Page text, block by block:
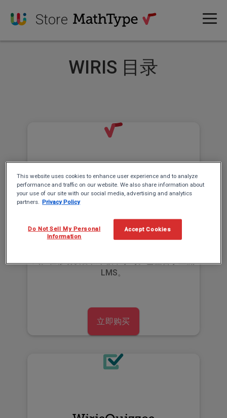
Store
WIRIS 目录
MathType
键入和手写数学符号
式。在移动设备和平板中手写。已整合于主流
LMS。
立即购买
This website uses cookies to enhance user experience and to analyze
performance and traffic on our website. We also share information about
your use of our site with our social media, advertising and analytics
partners. Privacy Policy
Accept Cookies
Do Not Sell My Personal
Information